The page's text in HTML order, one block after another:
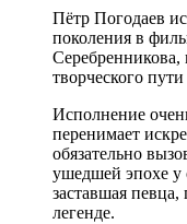
Пётр Погодаев
поколения в
Серебренникова,
творческого
Исполнение
перенимает
обязательно
ушедшей эпохе у
заставшая
легенде.